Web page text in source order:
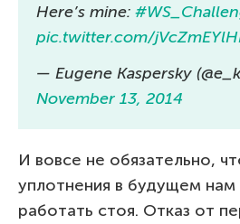
Here’s mine:
pic.twitter.com/
— Eugene Kaspersky
November 13, 2014
И вовсе не обязательно,
уплотнения в будущем нам
работать стоя. Отказ от